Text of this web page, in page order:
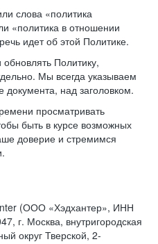
слова «политика
«политика в отношении
идет об этой Политике.
Политику,
Мы всегда указываем
документа, над заголовком.
просматривать
быть в курсе возможных
доверие и стремимся
(ООО «Хэдхантер», ИНН
г. Москва, внутригородская
округ Тверской, 2-